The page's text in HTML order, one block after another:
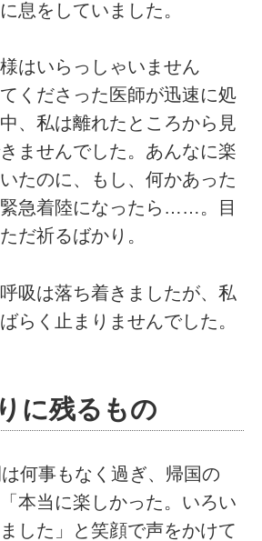
息をしていました。
はいらっしゃいません
くださった医師が迅速に処
、私は離れたところから見
ませんでした。あんなに楽
たのに、もし、何かあった
急着陸になったら……。目
だ祈るばかり。
吸は落ち着きましたが、私
らく止まりませんでした。
に残るもの
何事もなく過ぎ、帰国の
本当に楽しかった。いろい
した」と笑顔で声をかけて